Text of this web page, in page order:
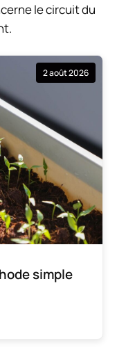
le circuit du
2 août 2026
simple